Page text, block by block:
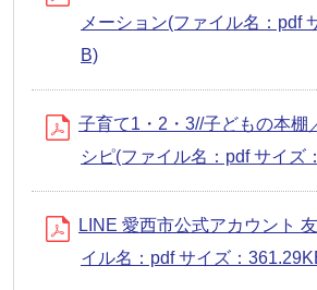
メーション(ファイル名：pdf
B)
子育て1・2・3//子どもの本棚
シピ(ファイル名：pdf サイズ
LINE 愛西市公式アカウント
イル名：pdf サイズ：